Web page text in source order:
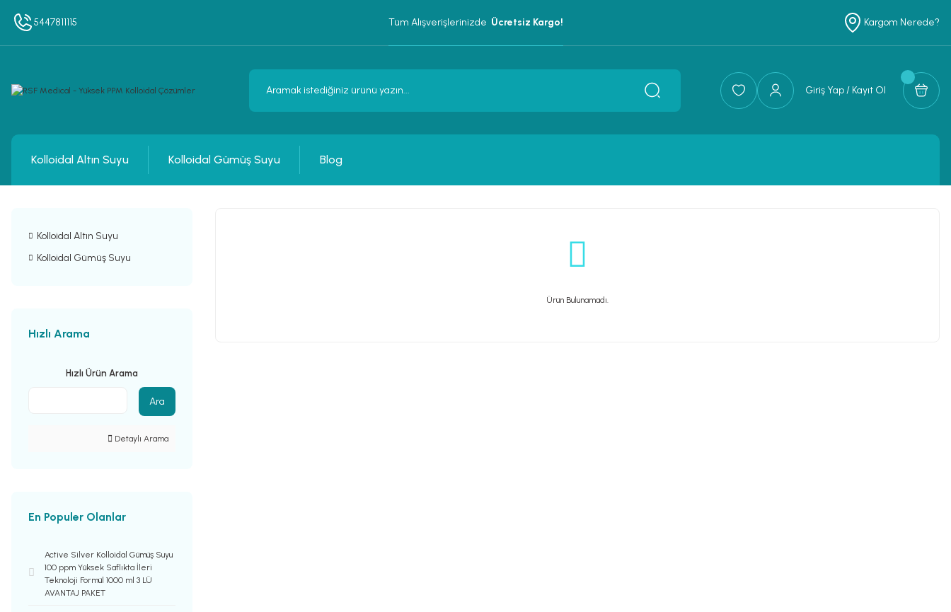
5447811115 Tüm Alışverişlerinizde Ücretsiz Kargo! Kargom Nerede?
Giriş Yap / Kayıt Ol
Kolloidal Altın Suyu Kolloidal Gümüş Suyu Blog
Kolloidal Altın Suyu
Kolloidal Gümüş Suyu
Hızlı Arama
Hızlı Ürün Arama
Ara
Detaylı Arama
En Populer Olanlar
Active Silver Kolloidal Gümüş Suyu
100 ppm Yüksek Saflıkta İleri
Teknoloji Formül 1000 ml 3 LÜ
AVANTAJ PAKET
Ürün Bulunamadı.